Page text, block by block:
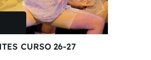
CURSO 26-27